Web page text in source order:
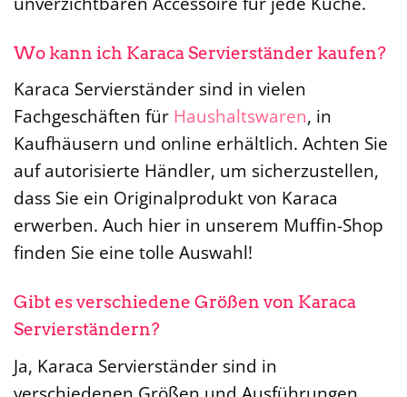
Wo kann ich Karaca Servierständer kaufen?
Karaca Servierständer sind in vielen
Fachgeschäften für Haushaltswaren, in
Kaufhäusern und online erhältlich. Achten Sie
auf autorisierte Händler, um sicherzustellen,
dass Sie ein Originalprodukt von Karaca
erwerben. Auch hier in unserem Muffin-Shop
finden Sie eine tolle Auswahl!
Gibt es verschiedene Größen von Karaca
Servierständern?
Ja, Karaca Servierständer sind in